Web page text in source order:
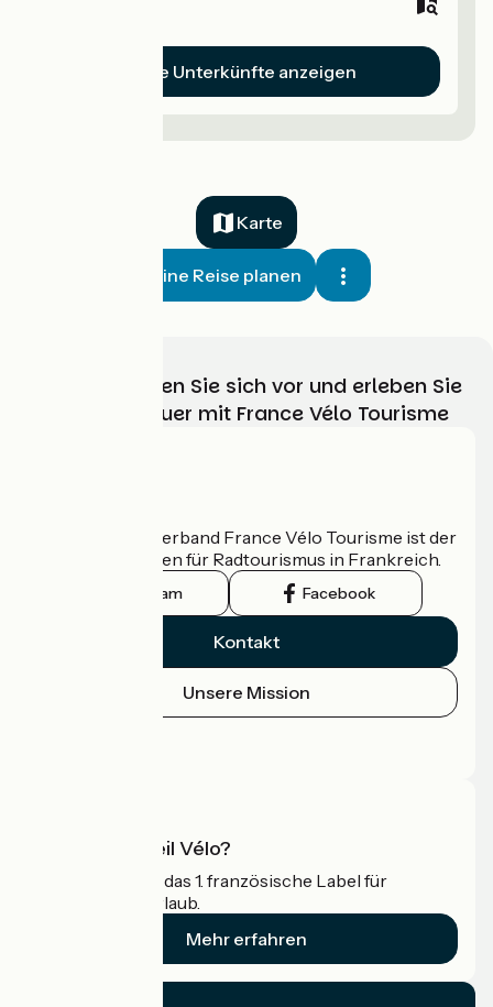
Alle Unterkünfte anzeigen
Karte
Meine Reise planen
Wählen, bereiten Sie sich vor und erleben Sie
Ihr Radabenteuer mit France Vélo Tourisme
Der nationale Verband France Vélo Tourisme ist der
offizielle Leitfaden für Radtourismus in Frankreich.
Instagram Facebook
Kontakt
Unsere Mission
Was ist Accueil Vélo?
Accueil Vélo ist das 1. französische Label für
Radfahrer im Urlaub.
Mehr erfahren